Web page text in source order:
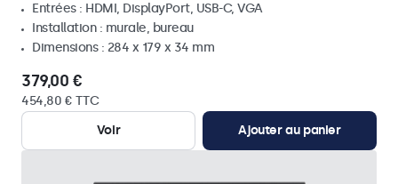
Entrées : HDMI, DisplayPort, USB-C, VGA
Installation : murale, bureau
Dimensions : 284 x 179 x 34 mm
379,00 €
454,80 € TTC
Voir
Ajouter au panier